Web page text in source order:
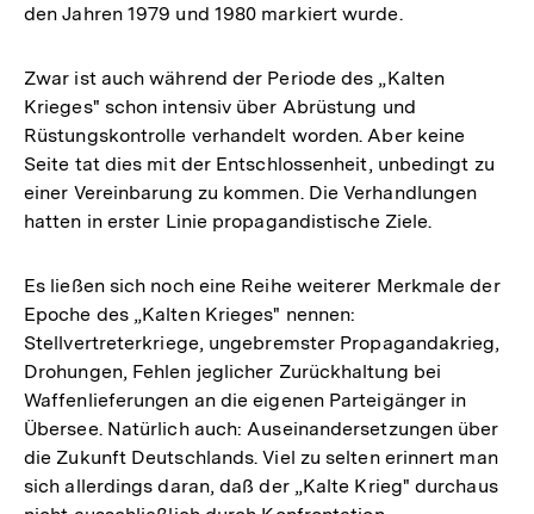
den Jahren 1979 und 1980 markiert wurde.
Zwar ist auch während der Periode des „Kalten
Krieges" schon intensiv über Abrüstung und
Rüstungskontrolle verhandelt worden. Aber keine
Seite tat dies mit der Entschlossenheit, unbedingt zu
einer Vereinbarung zu kommen. Die Verhandlungen
hatten in erster Linie propagandistische Ziele.
Es ließen sich noch eine Reihe weiterer Merkmale der
Epoche des „Kalten Krieges" nennen:
Stellvertreterkriege, ungebremster Propagandakrieg,
Drohungen, Fehlen jeglicher Zurückhaltung bei
Waffenlieferungen an die eigenen Parteigänger in
Übersee. Natürlich auch: Auseinandersetzungen über
die Zukunft Deutschlands. Viel zu selten erinnert man
sich allerdings daran, daß der „Kalte Krieg" durchaus